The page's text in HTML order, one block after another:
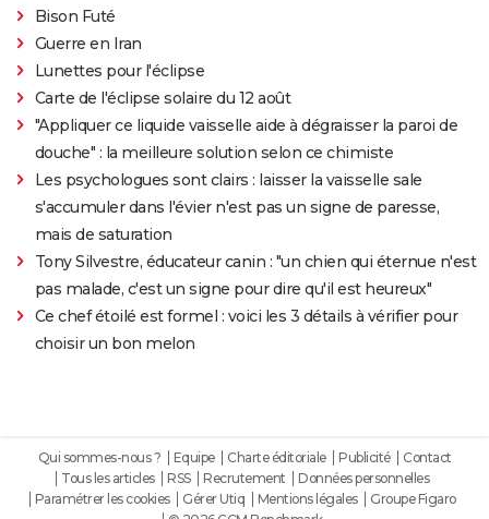
Bison Futé
Guerre en Iran
Lunettes pour l'éclipse
Carte de l'éclipse solaire du 12 août
"Appliquer ce liquide vaisselle aide à dégraisser la paroi de
douche" : la meilleure solution selon ce chimiste
Les psychologues sont clairs : laisser la vaisselle sale
s'accumuler dans l'évier n'est pas un signe de paresse,
mais de saturation
Tony Silvestre, éducateur canin : "un chien qui éternue n'est
pas malade, c'est un signe pour dire qu'il est heureux"
Ce chef étoilé est formel : voici les 3 détails à vérifier pour
choisir un bon melon
Qui sommes-nous ? Equipe Charte éditoriale Publicité
Contact
Tous les articles
RSS Recrutement
Données personnelles
Paramétrer les cookies
Gérer Utiq Mentions légales
Groupe Figaro